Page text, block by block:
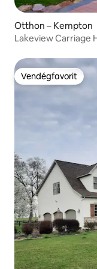
Otthon – Kempton
Lakeview Carriage
Vendégfavorit
Vendégfavorit